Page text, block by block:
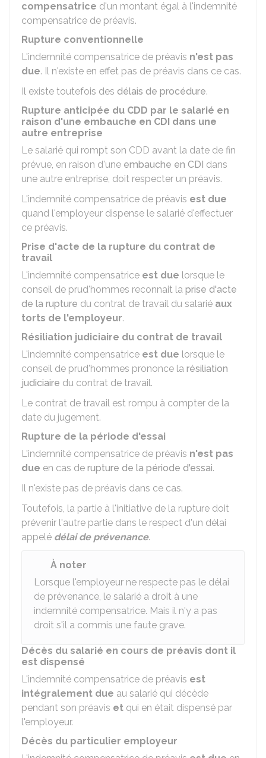
compensatrice d'un montant égal à l'indemnité
compensatrice de préavis.
Rupture conventionnelle
L'indemnité compensatrice de préavis n'est pas
due. Il n'existe en effet pas de préavis dans ce cas.
Il existe toutefois des délais de procédure.
Rupture anticipée du CDD par le salarié en
raison d'une embauche en CDI dans une
autre entreprise
Le salarié qui rompt son CDD avant la date de fin
prévue, en raison d'une embauche en CDI dans
une autre entreprise, doit respecter un préavis.
L'indemnité compensatrice de préavis est due
quand l'employeur dispense le salarié d'effectuer
ce préavis.
Prise d'acte de la rupture du contrat de
travail
L'indemnité compensatrice est due lorsque le
conseil de prud'hommes reconnait la prise d'acte
de la rupture du contrat de travail du salarié aux
torts de l'employeur.
Résiliation judiciaire du contrat de travail
L'indemnité compensatrice est due lorsque le
conseil de prud'hommes prononce la résiliation
judiciaire du contrat de travail.
Le contrat de travail est rompu à compter de la
date du jugement.
Rupture de la période d'essai
L'indemnité compensatrice de préavis n'est pas
due en cas de rupture de la période d'essai.
Il n'existe pas de préavis dans ce cas.
Toutefois, la partie à l'initiative de la rupture doit
prévenir l'autre partie dans le respect d'un délai
appelé délai de prévenance.
À noter
Lorsque l'employeur ne respecte pas le délai
de prévenance, le salarié a droit à une
indemnité compensatrice. Mais il n'y a pas
droit s'il a commis une faute grave.
Décès du salarié en cours de préavis dont il
est dispensé
L'indemnité compensatrice de préavis est
intégralement due au salarié qui décède
pendant son préavis et qui en était dispensé par
l'employeur.
Décès du particulier employeur